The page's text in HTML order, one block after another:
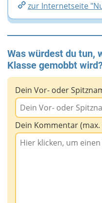
zur Internetseite
Was würdest du tun,
Klasse gemobbt
Dein Vor- oder
Dein Kommentar (max.